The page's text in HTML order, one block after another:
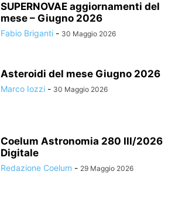
SUPERNOVAE aggiornamenti del
mese – Giugno 2026
Fabio Briganti - 30 Maggio 2026
Asteroidi del mese Giugno 2026
Marco Iozzi - 30 Maggio 2026
Coelum Astronomia 280 III/2026
Digitale
Redazione Coelum - 29 Maggio 2026